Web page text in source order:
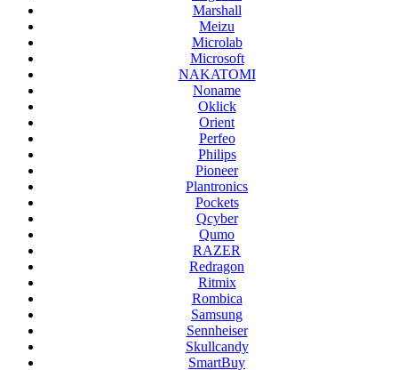
Marshall
Meizu
Microlab
Microsoft
NAKATOMI
Noname
Oklick
Orient
Perfeo
Philips
Pioneer
Plantronics
Pockets
Qcyber
Qumo
RAZER
Redragon
Ritmix
Rombica
Samsung
Sennheiser
Skullcandy
SmartBuy